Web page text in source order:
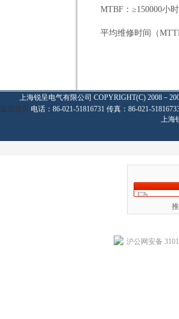
MTBF ：≥150000小时
平均维修时间（
上海锐呈电气有限公司 COPYRIGHT(C) 2008－
返回首页 电话：86-021-51816731 传真：86-021-
上海
沪公网安备